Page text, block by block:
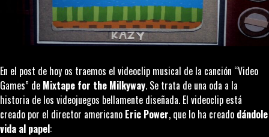
En el post de hoy os traemos el videoclip musical de la canción “Video
Games” de Mixtape for the Milkyway. Se trata de una oda a la
historia de los videojuegos bellamente diseñada. El videoclip está
creado por el director americano Eric Power, que lo ha creado dándole
vida al papel: